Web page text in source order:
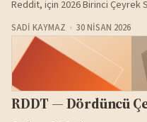
Reddit, için 2026 Birinci Çeyrek
SADI KAYMAZ 30 NISAN 2026
RDDT — Dördüncü